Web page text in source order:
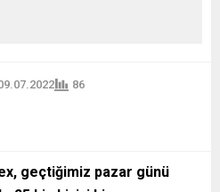
86
geçtiğimiz pazar günü